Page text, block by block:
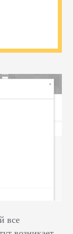
все